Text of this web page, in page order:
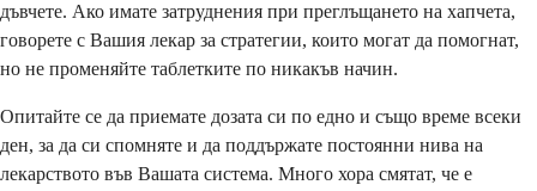
дъвчете. Ако имате затруднения при преглъщането на хапчета,
говорете с Вашия лекар за стратегии, които могат да помогнат,
но не променяйте таблетките по никакъв начин.
Опитайте се да приемате дозата си по едно и също време всеки
ден, за да си спомняте и да поддържате постоянни нива на
лекарството във Вашата система. Много хора смятат, че е